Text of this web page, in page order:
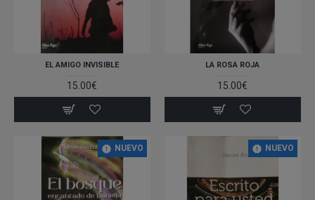
EL AMIGO INVISIBLE
15.00€
LA ROSA ROJA
15.00€
NUEVO NUEVO